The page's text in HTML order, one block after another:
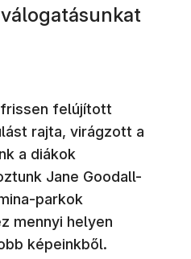
felújított
rajta, virágzott a
a diákok
Jane Goodall-
parkok
mennyi helyen
képeinkből.